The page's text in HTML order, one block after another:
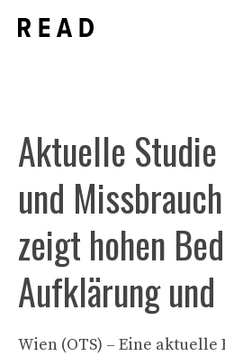
Inhalt
Aktuelle
und
zeigt hohen
Aufklärung
Wien (OTS) – Eine